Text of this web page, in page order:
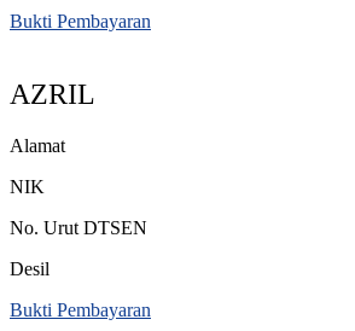
Bukti Pembayaran
AZRIL
Alamat
NIK
No. Urut DTSEN
Desil
Bukti Pembayaran